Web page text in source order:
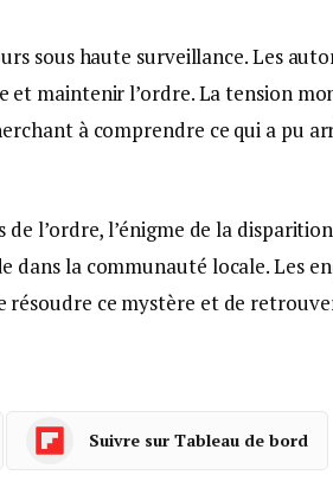
sous haute surveillance. Les
et maintenir l’ordre. La tension
à comprendre ce qui a pu
l’ordre, l’énigme de la
dans la communauté locale. Les
résoudre ce mystère et de
Suivre sur Tableau de bord